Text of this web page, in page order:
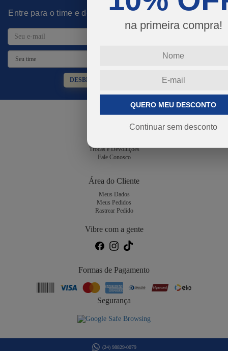
na primeira compra!
QUERO MEU DESCONTO
Continuar sem desconto
Entre para o time e desbloqueie promoções imperdíveis!
DESBLOQUEAR PROMOÇÕES
Trocas e Devoluções
Fale Conosco
Área do Cliente
Meus Dados
Meus Pedidos
Rastrear Pedido
Vibre com a gente
Formas de Pagamento
Segurança
(24) 98829-0079